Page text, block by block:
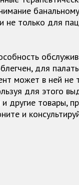
не только для
для
может в ней не
для этого
другие товары,
и